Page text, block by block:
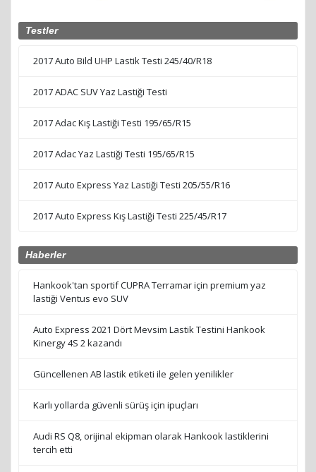
Testler
2017 Auto Bild UHP Lastik Testi 245/40/R18
2017 ADAC SUV Yaz Lastiği Testi
2017 Adac Kış Lastiği Testi 195/65/R15
2017 Adac Yaz Lastiği Testi 195/65/R15
2017 Auto Express Yaz Lastiği Testi 205/55/R16
2017 Auto Express Kış Lastiği Testi 225/45/R17
Haberler
Hankook'tan sportif CUPRA Terramar için premium yaz
lastiği Ventus evo SUV
Auto Express 2021 Dört Mevsim Lastik Testini Hankook
Kinergy 4S 2 kazandı
Güncellenen AB lastik etiketi ile gelen yenilikler
Karlı yollarda güvenli sürüş için ipuçları
Audi RS Q8, orijinal ekipman olarak Hankook lastiklerini
tercih etti